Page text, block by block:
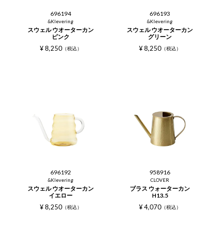
696194
&Klevering
スウェル ウオーターカン
ピンク
¥ 8,250 税込
696193
&Klevering
スウェル ウオーターカン
グリーン
¥ 8,250 税込
696192
&Klevering
スウェル ウオーターカン
イエロー
¥ 8,250 税込
958916
CLOVER
ブラス ウォーターカン
H13.5
¥ 4,070 税込